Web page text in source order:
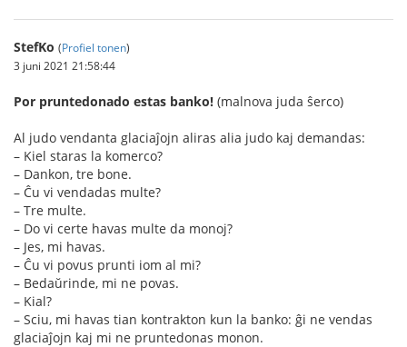
StefKo (Profiel tonen)
3 juni 2021 21:58:44
Por pruntedonado estas banko! (malnova juda ŝerco)
Al judo vendanta glaciaĵojn aliras alia judo kaj demandas:
– Kiel staras la komerco?
– Dankon, tre bone.
– Ĉu vi vendadas multe?
– Tre multe.
– Do vi certe havas multe da monoj?
– Jes, mi havas.
– Ĉu vi povus prunti iom al mi?
– Bedaŭrinde, mi ne povas.
– Kial?
– Sciu, mi havas tian kontrakton kun la banko: ĝi ne vendas
glaciaĵojn kaj mi ne pruntedonas monon.